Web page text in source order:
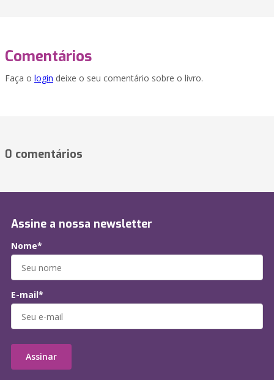
Comentários
Faça o login deixe o seu comentário sobre o livro.
0 comentários
Assine a nossa newsletter
Nome*
E-mail*
Assinar